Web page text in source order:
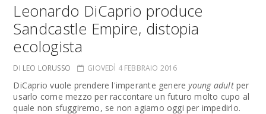
Leonardo DiCaprio produce
Sandcastle Empire, distopia
ecologista
DI LEO LORUSSO GIOVEDÌ 4 FEBBRAIO 2016
DiCaprio vuole prendere l'imperante genereyoung adultper
usarlo come mezzo per raccontare un futuro molto cupo al
quale non sfuggiremo, se non agiamo oggi per impedirlo.